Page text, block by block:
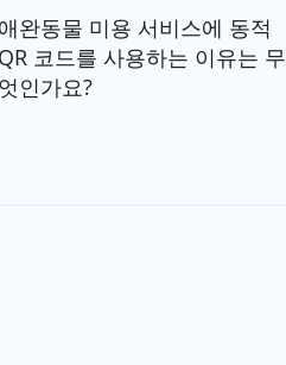
애완동물 미용 서비스에 동적
QR 코드를 사용하는 이유는 무
엇인가요?